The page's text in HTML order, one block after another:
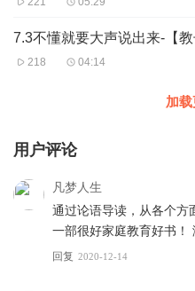
7.3不懂就要大声说出来-【教
218 04:14
加
用户评论
凡梦人生
通过论语导读，从各个方
一部很好家庭教育好书！
回复 2020-12-14